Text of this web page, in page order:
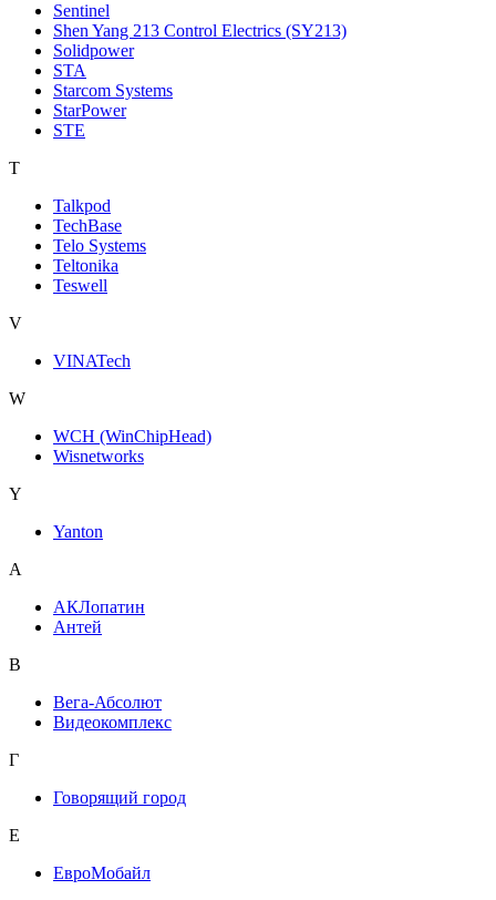
Sentinel
Shen Yang 213 Control Electrics (SY213)
Solidpower
STA
Starcom Systems
StarPower
STE
T
Talkpod
TechBase
Telo Systems
Teltonika
Teswell
V
VINATech
W
WCH (WinChipHead)
Wisnetworks
Y
Yanton
А
АКЛопатин
Антей
В
Вега-Абсолют
Видеокомплекс
Г
Говорящий город
Е
ЕвроМобайл